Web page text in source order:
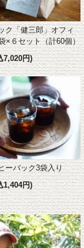
ク「健三郎」オフィ
×６セット（計60個）
7,020円)
ーバック3袋入り
1,404円)